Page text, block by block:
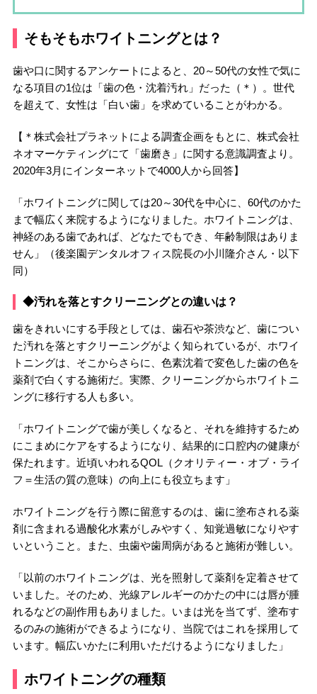
そもそもホワイトニングとは？
歯や口に関するアンケートによると、20～50代の女性で気に
なる項目の1位は「歯の色・沈着汚れ」だった（＊）。世代
を超えて、女性は「白い歯」を求めていることがわかる。
【＊株式会社プラネットによる調査企画をもとに、株式会社
ネオマーケティングにて「歯磨き」に関する意識調査より。
2020年3月にインターネットで4000人から回答】
「ホワイトニングに関しては20～30代を中心に、60代のかた
まで幅広く来院するようになりました。ホワイトニングは、
神経のある歯であれば、どなたでもでき、年齢制限はありま
せん」（後楽園デンタルオフィス院長の小川隆介さん・以下
同）
◆汚れを落とすクリーニングとの違いは？
歯をきれいにする手段としては、歯石や茶渋など、歯につい
た汚れを落とすクリーニングがよく知られているが、ホワイ
トニングは、そこからさらに、色素沈着で変色した歯の色を
薬剤で白くする施術だ。実際、クリーニングからホワイトニ
ングに移行する人も多い。
「ホワイトニングで歯が美しくなると、それを維持するため
にこまめにケアをするようになり、結果的に口腔内の健康が
保たれます。近頃いわれるQOL（クオリティー・オブ・ライ
フ＝生活の質の意味）の向上にも役立ちます」
ホワイトニングを行う際に留意するのは、歯に塗布される薬
剤に含まれる過酸化水素がしみやすく、知覚過敏になりやす
いということ。また、虫歯や歯周病があると施術が難しい。
「以前のホワイトニングは、光を照射して薬剤を定着させて
いました。そのため、光線アレルギーのかたの中には唇が腫
れるなどの副作用もありました。いまは光を当てず、塗布す
るのみの施術ができるようになり、当院ではこれを採用して
います。幅広いかたに利用いただけるようになりました」
ホワイトニングの種類